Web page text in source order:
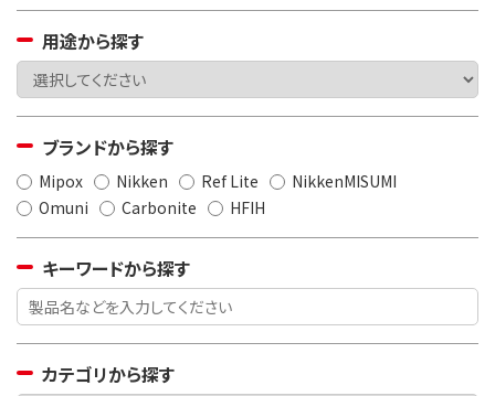
用途から探す
ブランドから探す
Mipox Nikken Ref Lite
NikkenMISUMI
Omuni
Carbonite HFIH
キーワードから探す
カテゴリから探す